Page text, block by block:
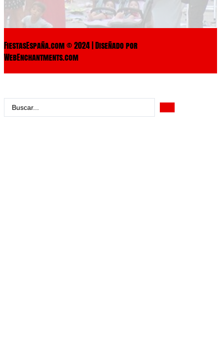
FiestasEspaña.com © 2024 | Diseñado por
WebEnchantments.com